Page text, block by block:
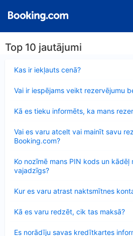
Top 10 jautājumi
Kas ir iekļauts cenā?
Vai ir iespējams veikt rezervējumu
Kā es tieku informēts, ka mans
Vai es varu atcelt vai mainīt savu
Booking.com?
Ko nozīmē mans PIN kods un kādēļ
vajadzīgs?
Kur es varu atrast naktsmītnes
Kā es varu redzēt, cik tas maksā?
Es norādīju savas kredītkartes